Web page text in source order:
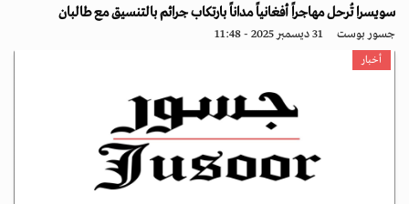
سويسرا تُرحل مهاجراً أفغانياً مداناً بارتكاب جرائم بالتنسيق مع طالبان
جسور بوست 31 ديسمبر 2025 - 11:48
أخبار